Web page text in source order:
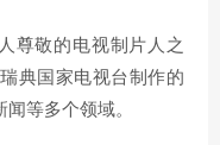
尊敬的电视制片人之
典国家电视台制作的
等多个领域。